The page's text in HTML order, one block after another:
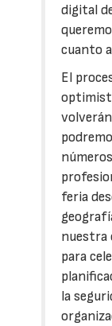
digital
cuanto
El
feria
nuestra
para
la